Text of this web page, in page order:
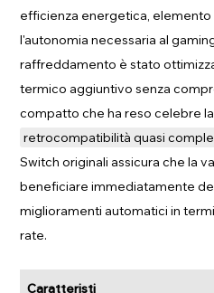
efficienza energetica,
l'autonomia necessaria al
raffreddamento è stato
termico aggiuntivo senza
compatto che ha reso celebre
retrocompatibilità quasi
Switch originali assicura che la
beneficiare immediatamente
miglioramenti automatici in
rate.
Caratteristi